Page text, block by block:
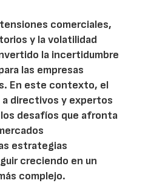
comerciales,
y la volatilidad
la incertidumbre
las empresas
En este contexto, el
a directivos y expertos
desafíos que afronta
estrategias
creciendo en un
complejo.